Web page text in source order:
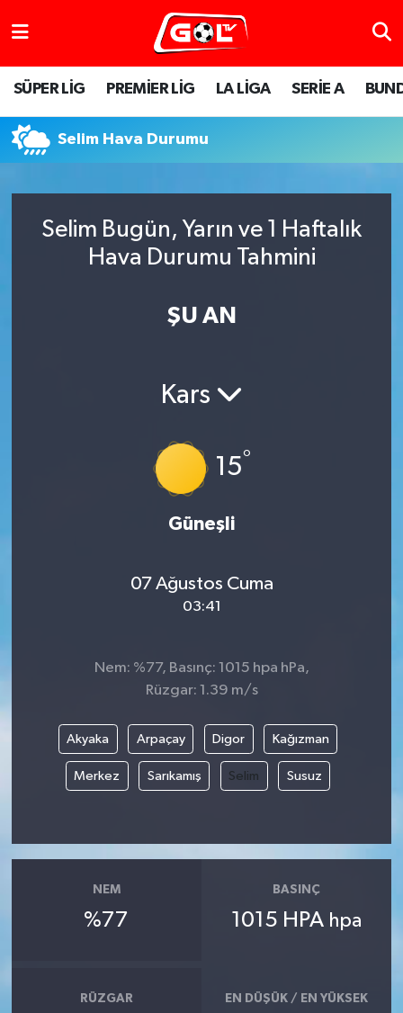
SÜPER LİG PREMİER LİG LA LİGA SERİE A
Selim Hava Durumu
Selim Bugün, Yarın ve 1 Haftalık
Hava Durumu Tahmini
ŞU AN
Kars
15°
Güneşli
07 Ağustos Cuma
03:41
Nem: %77, Basınç: 1015 hpa hPa,
Rüzgar: 1.39 m/s
Akyaka Arpaçay Digor Kağızman
Merkez Sarıkamış Selim Susuz
NEM
%77
BASINÇ
1015 HPA hpa
RÜZGAR EN DÜŞÜK / EN YÜKSEK